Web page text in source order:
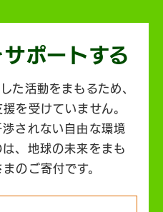
サポートする
た活動をまもるため、
を受けていません。
されない自由な環境
、地球の未来をまも
のご寄付です。